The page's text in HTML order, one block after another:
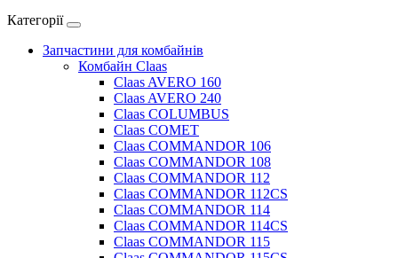
Категорії
Запчастини для комбайнів
Комбайн Claas
Claas AVERO 160
Claas AVERO 240
Claas COLUMBUS
Claas COMET
Claas COMMANDOR 106
Claas COMMANDOR 108
Claas COMMANDOR 112
Claas COMMANDOR 112CS
Claas COMMANDOR 114
Claas COMMANDOR 114CS
Claas COMMANDOR 115